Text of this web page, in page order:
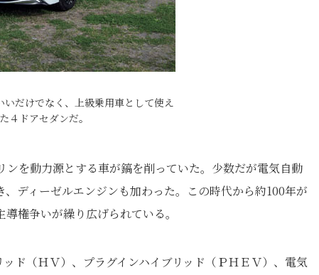
だけでなく、上級乗用車として使え
４ドアセダンだ。
を動力源とする車が鎬を削っていた。少数だが電気自動
ディーゼルエンジンも加わった。この時代から約100年が
権争いが繰り広げられている。
ド（ＨＶ）、プラグインハイブリッド（ＰＨＥＶ）、電気